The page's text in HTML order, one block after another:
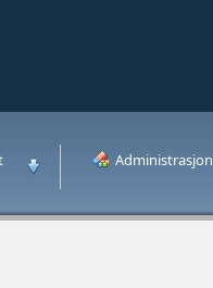
Administrasjon